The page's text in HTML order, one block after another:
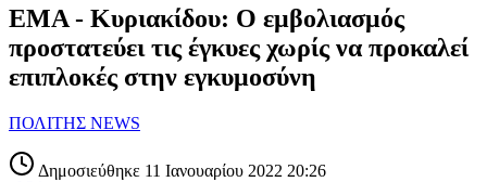
ΕΜΑ - Κυριακίδου: Ο εμβολιασμός
προστατεύει τις έγκυες χωρίς να προκαλεί
επιπλοκές στην εγκυμοσύνη
ΠΟΛΙΤΗΣ NEWS
Δημοσιεύθηκε 11 Ιανουαρίου 2022 20:26